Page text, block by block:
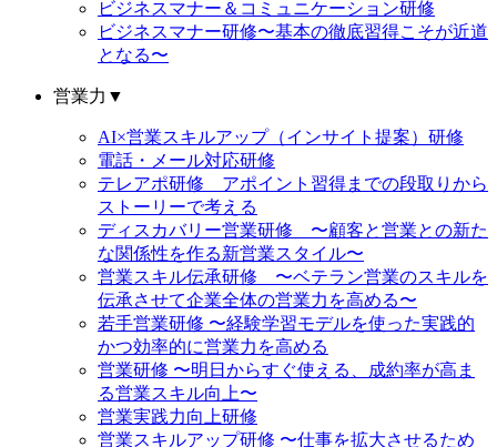
ビジネスマナー＆コミュニケーション研修
ビジネスマナー研修〜基本の徹底習得こそが近道
となる〜
営業力 ▼
AI×営業スキルアップ（インサイト提案）研修
電話・メール対応研修
テレアポ研修 アポイント習得までの段取りから
ストーリーで考える
ディスカバリー営業研修 〜顧客と営業との新た
な関係性を作る新営業スタイル〜
営業スキル伝承研修 〜ベテラン営業のスキルを
伝承させて企業全体の営業力を高める〜
若手営業研修 〜経験学習モデルを使った実践的
かつ効率的に営業力を高める
営業研修 〜明日からすぐ使える、成約率が高ま
る営業スキル向上〜
営業実践力向上研修
営業スキルアップ研修 〜仕事を拡大させるため